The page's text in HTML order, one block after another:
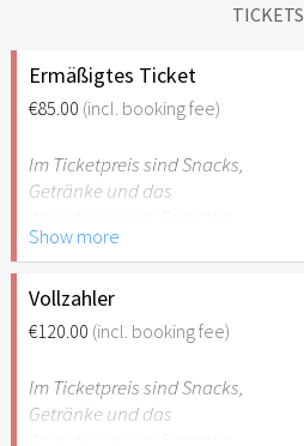
TICKETS
Ermäßigtes Ticket
€85.00 (incl. booking fee)
Im Ticketpreis sind Snacks,
Getränke und das
inbegriffen.
Gilt für Schüler, Studenten,
Auszubildende, Rentner,
Arbeitslose, FSJler, BFDler,
Personen mit
Behinderungen
(Begleitperson inkl)
Show more
Vollzahler
€120.00 (incl. booking fee)
Im Ticketpreis sind Snacks,
Getränke und das